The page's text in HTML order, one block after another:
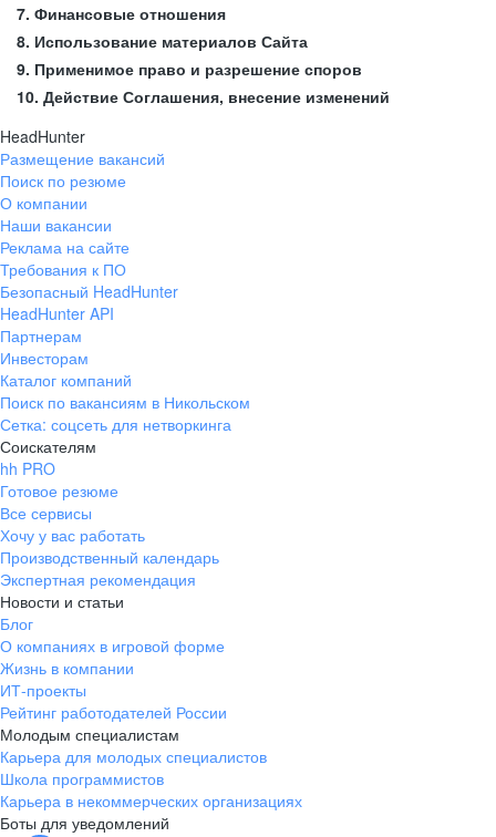
7. Финансовые отношения
8. Использование материалов Сайта
9. Применимое право и разрешение споров
10. Действие Соглашения, внесение изменений
HeadHunter
Размещение вакансий
Поиск по резюме
О компании
Наши вакансии
Реклама на сайте
Требования к ПО
Безопасный HeadHunter
HeadHunter API
Партнерам
Инвесторам
Каталог компаний
Поиск по вакансиям в Никольском
Сетка: соцсеть для нетворкинга
Соискателям
hh PRO
Готовое резюме
Все сервисы
Хочу у вас работать
Производственный календарь
Экспертная рекомендация
Новости и статьи
Блог
О компаниях в игровой форме
Жизнь в компании
ИТ-проекты
Рейтинг работодателей России
Молодым специалистам
Карьера для молодых специалистов
Школа программистов
Карьера в некоммерческих организациях
Боты для уведомлений